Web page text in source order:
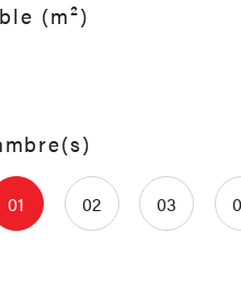
(m²)
01 02 03